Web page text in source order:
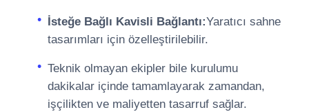
İsteğe Bağlı Kavisli Bağlantı:Yaratıcı sahne
tasarımları için özelleştirilebilir.
Teknik olmayan ekipler bile kurulumu
dakikalar içinde tamamlayarak zamandan,
işçilikten ve maliyetten tasarruf sağlar.